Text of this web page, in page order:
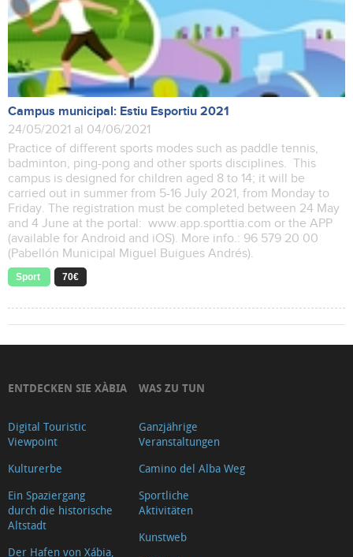
Campus municipal: Estiu Esportiu 2021
24/05/2021 al 04/06/2021
Practice of different sports modes such as paddle tennis,
badminton, ping-pong and other sports disciplines. This
campus is designed for children aged 8 to 14; it will be
carried out in summer from 5-16 July 2021, from Monday to
Friday. The registration must be completed between 24 May
and 4 June at the portal: www.app.sporttia.com or the APP
(available for Android and iOS). More info.: 96 579 20 00
(Pabellón Municipal Miguel Buigues Andrés).
Sport 70€
ENTDECKEN SIE XÀBIA
Digital Touristic
Viewpoint
Kulturerbe
Ein Spaziergang
durch die historische
Altstadt
Der Hafen von Xábia,
WAS ZU TUN
Ganzjährige
Veranstaltungen
Camino del Alba Weg
Sportliche
Aktivitäten
Kunstweb